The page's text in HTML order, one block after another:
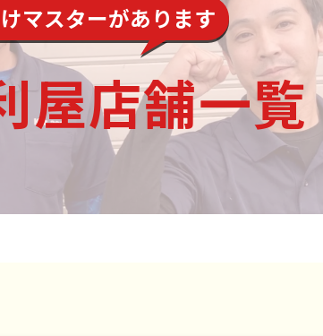
マスターがあります
屋店舗一覧